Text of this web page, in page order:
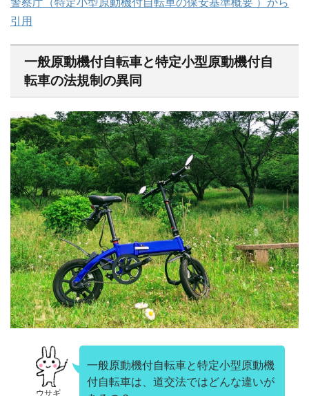
警察庁（特定小型原動機付自転車の保安基準概要 ）から
引用
一般原動機付自転車と特定小型原動機付自
転車の法規制の異同
ウサギ
一般原動機付自転車と特定小型原動機
付自転車は、道交法ではどんな違いが